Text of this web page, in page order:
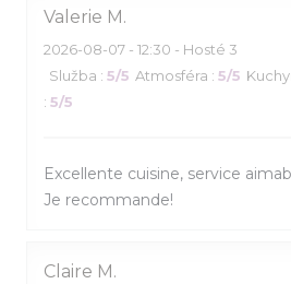
Valerie M
2026-08-07 - 12:30 - Hosté 3
Služba : 5/5 Atmosféra : 5/5
: 5/5
Excellente cuisine, service
Je recommande!
Claire M